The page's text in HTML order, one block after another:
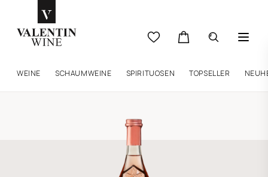
WEINE SCHAUMWEINE SPIRITUOSEN TOPSELLER